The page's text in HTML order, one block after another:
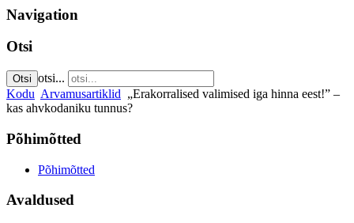
Navigation
Otsi
Otsi otsi...
Kodu Arvamusartiklid „Erakorralised valimised iga hinna eest!” –
kas ahvkodaniku tunnus?
Põhimõtted
Põhimõtted
Avaldused